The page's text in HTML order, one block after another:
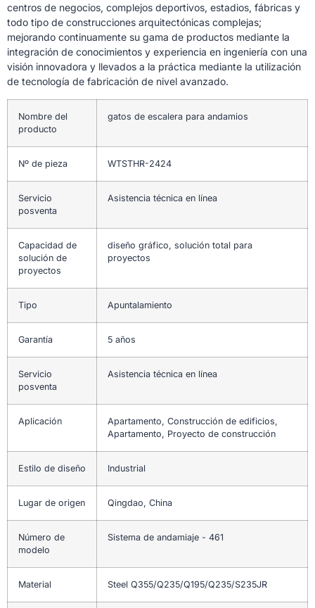
centros de negocios, complejos deportivos, estadios, fábricas y
todo tipo de construcciones arquitectónicas complejas;
mejorando continuamente su gama de productos mediante la
integración de conocimientos y experiencia en ingeniería con una
visión innovadora y llevados a la práctica mediante la utilización
de tecnología de fabricación de nivel avanzado.
Nombre del
producto
gatos de escalera para andamios
Nº de pieza WTSTHR-2424
Servicio
posventa
Asistencia técnica en línea
Capacidad de
solución de
proyectos
diseño gráfico, solución total para
proyectos
Tipo Apuntalamiento
Garantía 5 años
Servicio
posventa
Asistencia técnica en línea
Aplicación
Apartamento, Construcción de edificios,
Apartamento, Proyecto de construcción
Estilo de diseño Industrial
Lugar de origen Qingdao, China
Número de
modelo
Sistema de andamiaje - 461
Material Steel Q355/Q235/Q195/Q235/S235JR